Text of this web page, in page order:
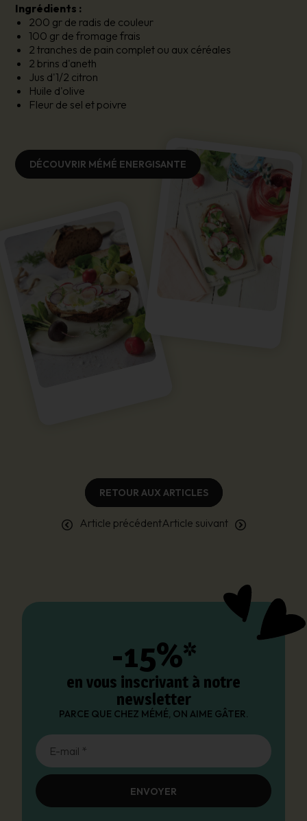
Ingrédients :
200 gr de radis de couleur
100 gr de fromage frais
2 tranches de pain complet ou aux céréales
2 brins d'aneth
Jus d'1/2 citron
Huile d'olive
Fleur de sel et poivre
DÉCOUVRIR MÉMÉ ENERGISANTE
RETOUR AUX ARTICLES
Article précédentArticle suivant
-15%*
en vous inscrivant à notre
newsletter
PARCE QUE CHEZ MÉMÉ, ON AIME GÂTER.
E-mail *
ENVOYER